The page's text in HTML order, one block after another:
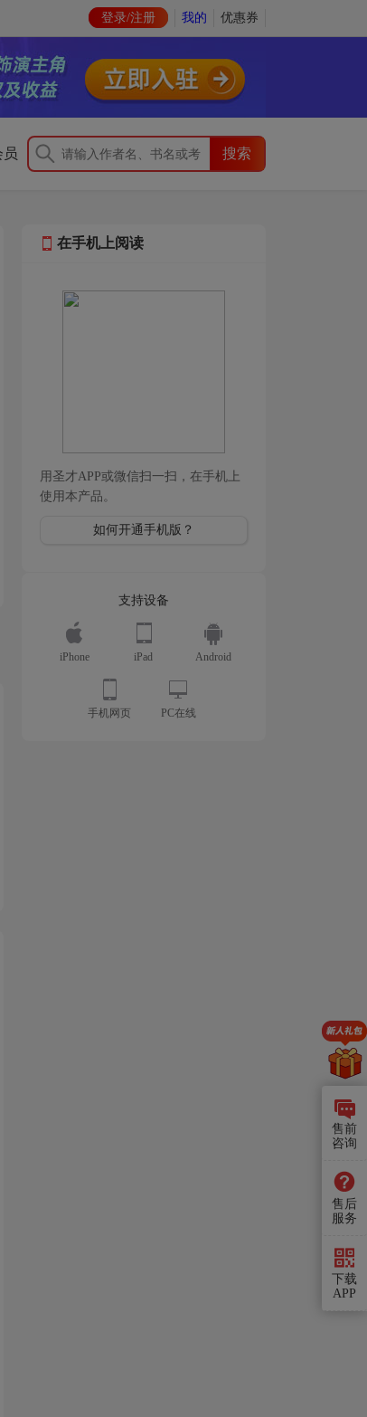
登录/注册 我的 优惠券
在手机上阅读
用圣才APP或微信扫一扫，在手机上
使用本产品。
如何开通手机版？
支持设备
iPhone iPad Android
手机网页 PC在线
售前
咨询
售后
服务
下载
APP